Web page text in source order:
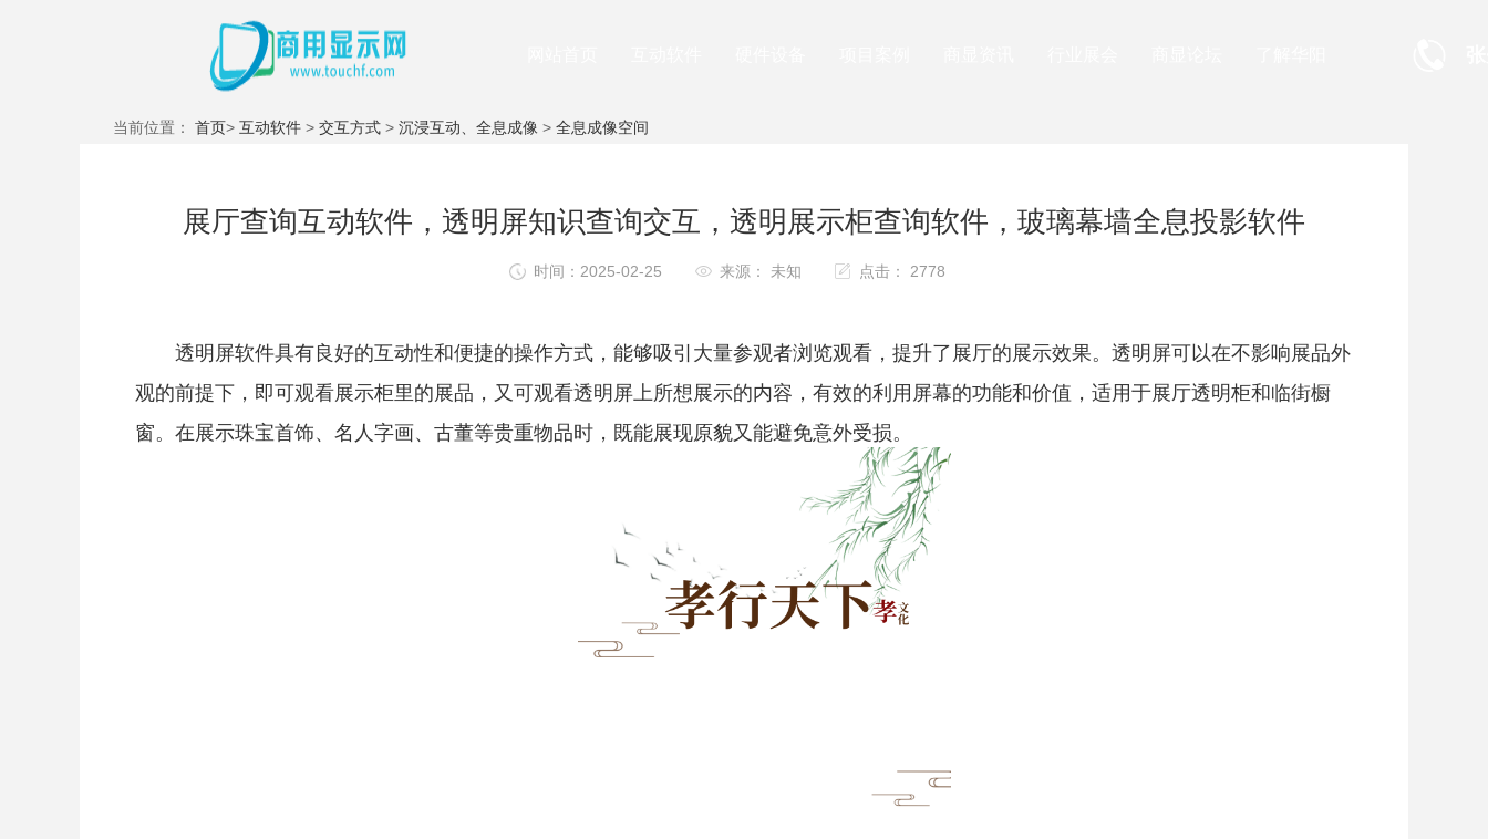
当前位置： 首页> 互动软件 > 交互方式 > 沉浸互动、全息成像 > 全息成像空间
展厅查询互动软件，透明屏知识查询交互，透明展示柜查询软件，玻璃幕墙全息投影软件
时间：2025-02-25 来源： 未知 点击： 2778
透明屏软件具有良好的互动性和便捷的操作方式，能够吸引大量参观者浏览观看，提升了展厅的展示效果。透明屏可以在不影响展品外
观的前提下，即可观看展示柜里的展品，又可观看透明屏上所想展示的内容，有效的利用屏幕的功能和价值，适用于展厅透明柜和临街橱
窗。在展示珠宝首饰、名人字画、古董等贵重物品时，既能展现原貌又能避免意外受损。